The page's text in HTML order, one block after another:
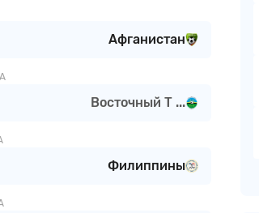
Афганистан
Восточный Т ...
Филиппины